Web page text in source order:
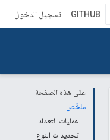
GITHUB تسجيل الدخول
على هذه الصفحة
ملخّص
عمليات التعداد
تحديدات النوع